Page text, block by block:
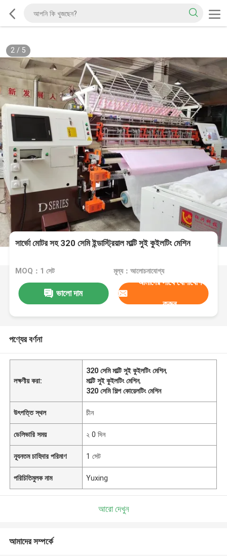
2/ 5
সার্ভো মোটর সহ 320 সেমি ইন্ডাস্ট্রিয়াল মাল্টি সুই কুইলটিং মেশিন
MOQ：1 সেট মূল্য：আলোচনাযোগ্য
ভালো দাম
আমাদের সাথে যোগাযোগ
করুন
পণ্যের বর্ণনা
লক্ষণীয় করা:
320 সেমি মাল্টি সুই কুইলটিং মেশিন,
মাল্টি সুই কুইলটিং মেশিন,
320 সেমি শিল্প কোয়েলটিং মেশিন
উৎপত্তি স্থল চীন
ডেলিভারি সময় ২ 0 দিন
ন্যূনতম চাহিদার পরিমাণ 1 সেট
পরিচিতিমুলক নাম Yuxing
আরো দেখুন
আমাদের সম্পর্কে